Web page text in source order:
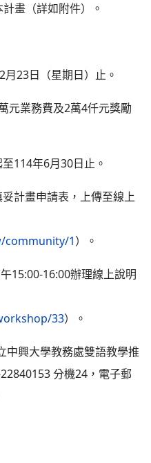
畫（詳如附件）。
23日（星期日）止。
元業務費及2萬4仟元獎勵
114年6月30日止。
計畫申請表，上傳至線上
community/1）。
15:00-16:00辦理線上說明
33）。
中興大學教務處雙語教學推
分機24，電子郵